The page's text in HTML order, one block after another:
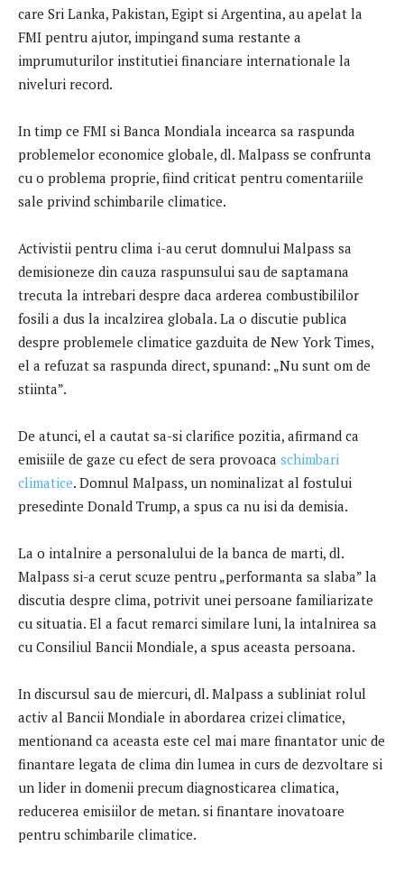
care Sri Lanka, Pakistan, Egipt si Argentina, au apelat la
FMI pentru ajutor, impingand suma restante a
imprumuturilor institutiei financiare internationale la
niveluri record.
In timp ce FMI si Banca Mondiala incearca sa raspunda
problemelor economice globale, dl. Malpass se confrunta
cu o problema proprie, fiind criticat pentru comentariile
sale privind schimbarile climatice.
Activistii pentru clima i-au cerut domnului Malpass sa
demisioneze din cauza raspunsului sau de saptamana
trecuta la intrebari despre daca arderea combustibililor
fosili a dus la incalzirea globala. La o discutie publica
despre problemele climatice gazduita de New York Times,
el a refuzat sa raspunda direct, spunand: „Nu sunt om de
stiinta”.
De atunci, el a cautat sa-si clarifice pozitia, afirmand ca
emisiile de gaze cu efect de sera provoaca schimbari
climatice. Domnul Malpass, un nominalizat al fostului
presedinte Donald Trump, a spus ca nu isi da demisia.
La o intalnire a personalului de la banca de marti, dl.
Malpass si-a cerut scuze pentru „performanta sa slaba” la
discutia despre clima, potrivit unei persoane familiarizate
cu situatia. El a facut remarci similare luni, la intalnirea sa
cu Consiliul Bancii Mondiale, a spus aceasta persoana.
In discursul sau de miercuri, dl. Malpass a subliniat rolul
activ al Bancii Mondiale in abordarea crizei climatice,
mentionand ca aceasta este cel mai mare finantator unic de
finantare legata de clima din lumea in curs de dezvoltare si
un lider in domenii precum diagnosticarea climatica,
reducerea emisiilor de metan. si finantare inovatoare
pentru schimbarile climatice.